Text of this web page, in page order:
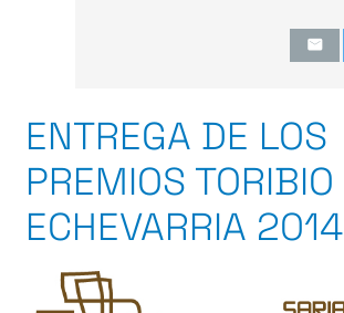
ENTREGA DE LOS
PREMIOS TORIBIO
ECHEVARRIA 2014